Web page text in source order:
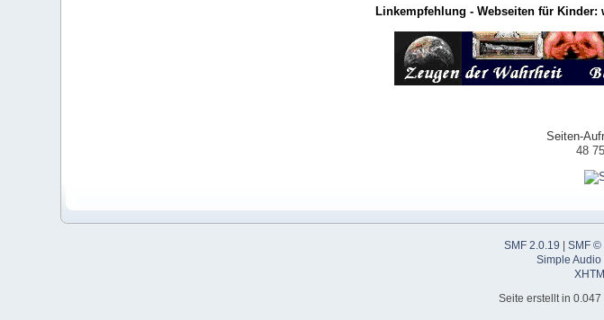
Linkempfehlung - Webseiten für Kinder:
Seiten-
48
SMF 2.0.19 SMF ©
Simple
Seite erstellt in